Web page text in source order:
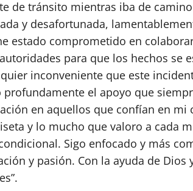
de tránsito mientras iba de
y desafortunada,
estado comprometido en
para que los hechos se
inconveniente que este
el apoyo que
en aquellos que confían en mi
y lo mucho que valoro a cada
Sigo enfocado y más
y pasión. Con la ayuda de Dios